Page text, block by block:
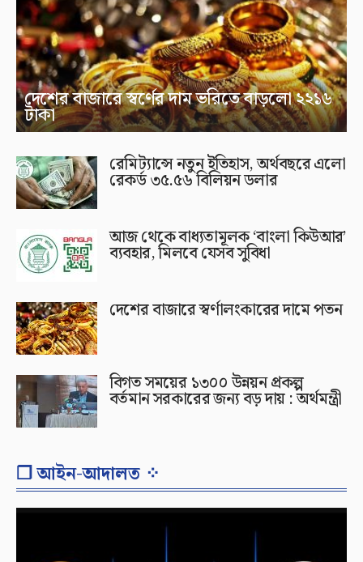
দেশের বাজারে স্বর্ণের দাম ভরিতে বাড়লো ২২১৬
টাকা
রেমিট্যান্সে নতুন ইতিহাস, অর্থবছরে এলো
রেকর্ড ৩৫.৫৬ বিলিয়ন ডলার
আজ থেকে বাধ্যতামূলক ‘বাংলা কিউআর’
ব্যবহার, মিলবে যেসব সুবিধা
দেশের বাজারে স্বর্ণালংকারের দামে পতন
বিগত সময়ের ১৩০০ উন্নয়ন প্রকল্প
বর্তমান সরকারের জন্য বড় দায় : অর্থমন্ত্রী
❐ আইন-আদালত ⁘